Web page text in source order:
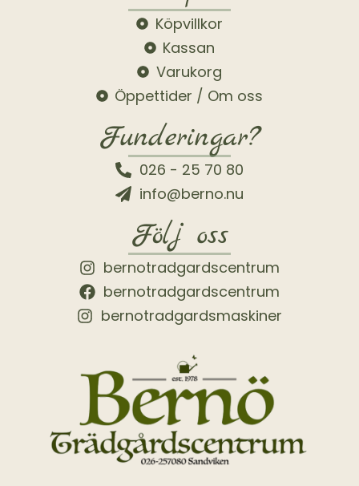
Köpvillkor
Kassan
Varukorg
Öppettider / Om oss
Funderingar?
026 - 25 70 80
info@berno.nu
Följ oss
bernotradgardscentrum
bernotradgardscentrum
bernotradgardsmaskiner